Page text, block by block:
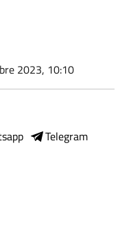
2023, 10:10
Telegram